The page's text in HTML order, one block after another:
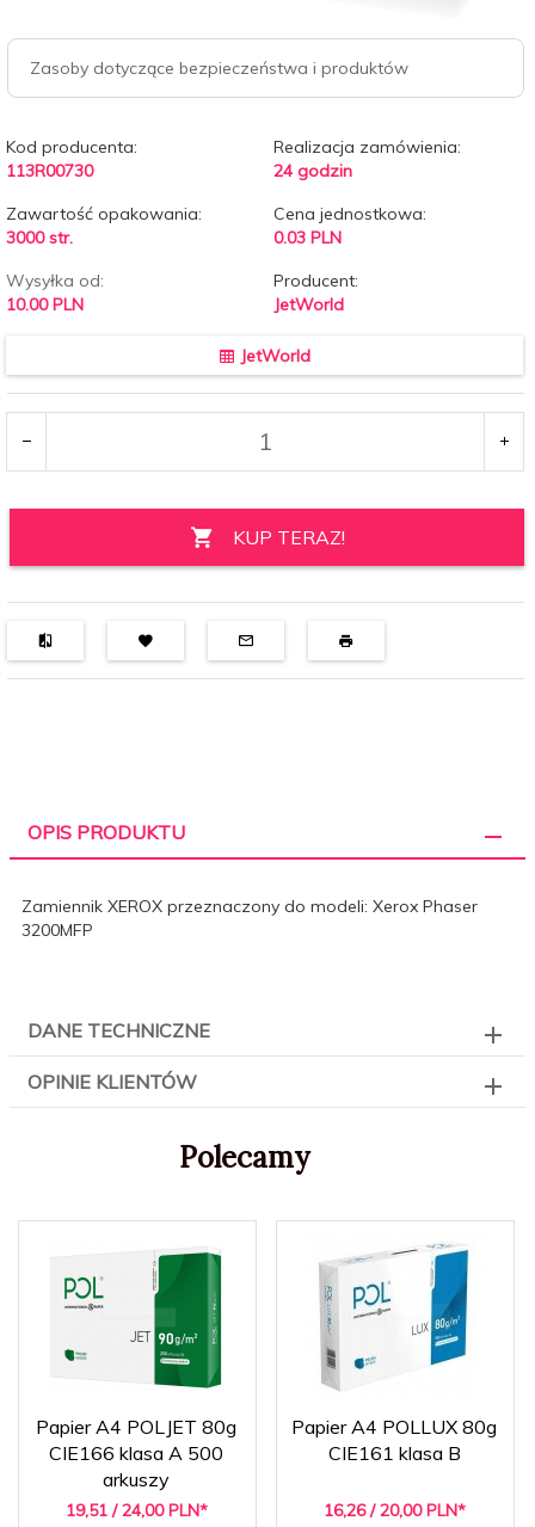
Zasoby dotyczące bezpieczeństwa i produktów
Kod producenta:
113R00730
Realizacja zamówienia:
24 godzin
Zawartość opakowania:
3000 str.
Cena jednostkowa:
0.03 PLN
Wysyłka od:
10.00 PLN
Producent:
JetWorld
JetWorld
KUP TERAZ!
OPIS PRODUKTU
Zamiennik XEROX przeznaczony do modeli: Xerox Phaser
3200MFP
DANE TECHNICZNE
OPINIE KLIENTÓW
Polecamy
Papier A4 POLJET 80g
CIE166 klasa A 500
arkuszy
19,51 / 24,00 PLN*
Papier A4 POLLUX 80g
CIE161 klasa B
16,26 / 20,00 PLN*